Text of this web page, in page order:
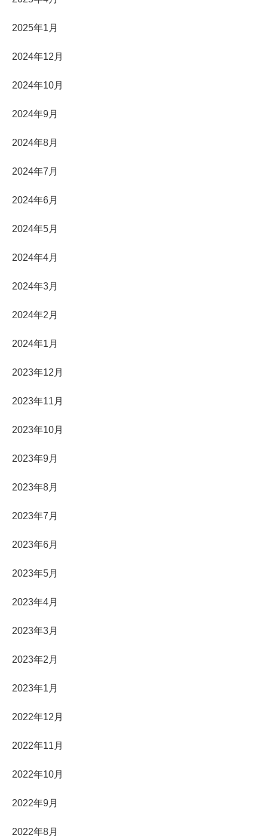
2025年1月
2024年12月
2024年10月
2024年9月
2024年8月
2024年7月
2024年6月
2024年5月
2024年4月
2024年3月
2024年2月
2024年1月
2023年12月
2023年11月
2023年10月
2023年9月
2023年8月
2023年7月
2023年6月
2023年5月
2023年4月
2023年3月
2023年2月
2023年1月
2022年12月
2022年11月
2022年10月
2022年9月
2022年8月